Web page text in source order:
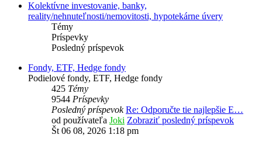
Kolektívne investovanie, banky,
reality/nehnuteľnosti/nemovitosti, hypotekárne úvery
Témy
Príspevky
Posledný príspevok
Fondy, ETF, Hedge fondy
Podielové fondy, ETF, Hedge fondy
425 Témy
9544 Príspevky
Posledný príspevok Re: Odporučte tie najlepšie E…
od používateľa Joki Zobraziť posledný príspevok
Št 06 08, 2026 1:18 pm